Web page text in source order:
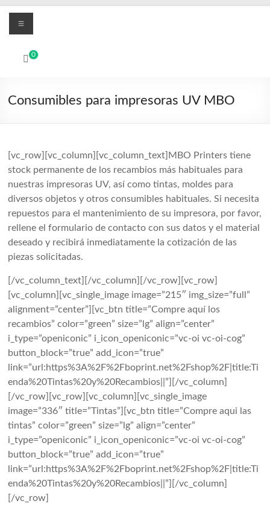
Skip
content
MBO
Led
DTF
Menu
0
Consumibles para impresoras UV MBO
[vc_row][vc_column][vc_column_text]MBO Printers tiene
stock permanente de los recambios más habituales para
nuestras impresoras UV, así como tintas, moldes para
diversos objetos y otros consumibles habituales. Si necesita
repuestos para el mantenimiento de su impresora, por favor,
rellene el formulario de contacto con sus datos y el material
deseado y recibirá inmediatamente la cotización de las
piezas solicitadas.
[/vc_column_text][/vc_column][/vc_row][vc_row]
[vc_column][vc_single_image image=”215″ img_size=”full”
alignment=”center”][vc_btn title=”Compre aquí los
recambios” color=”green” size=”lg” align=”center”
i_type=”openiconic” i_icon_openiconic=”vc-oi vc-oi-cog”
button_block=”true” add_icon=”true”
link=”url:https%3A%2F%2Fboprint.net%2Fshop%2F|title:Ti
enda%20Tintas%20y%20Recambios||”][/vc_column]
[/vc_row][vc_row][vc_column][vc_single_image
image=”336″ title=”Tintas”][vc_btn title=”Compre aqui las
tintas” color=”green” size=”lg” align=”center”
i_type=”openiconic” i_icon_openiconic=”vc-oi vc-oi-cog”
button_block=”true” add_icon=”true”
link=”url:https%3A%2F%2Fboprint.net%2Fshop%2F|title:Ti
enda%20Tintas%20y%20Recambios||”][/vc_column]
[/vc_row]